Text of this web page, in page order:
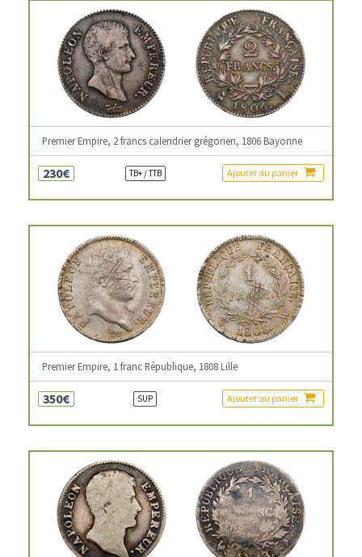
Premier Empire, 2 francs calendrier grégorien, 1806 Bayonne
230€ TB+ / TTB Ajouter au panier
Premier Empire, 1 franc République, 1808 Lille
350€ SUP Ajouter au panier